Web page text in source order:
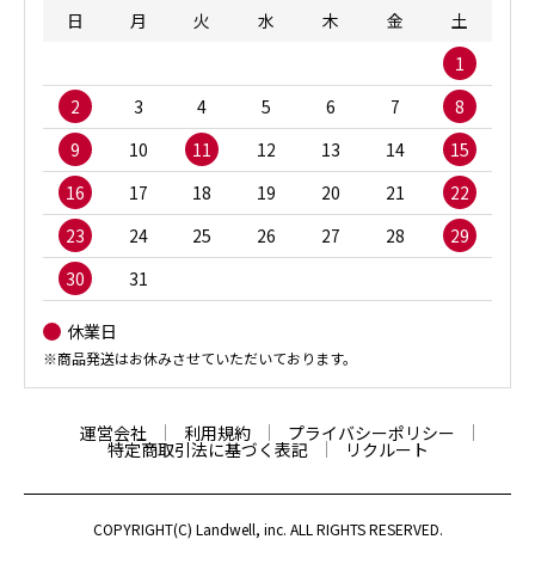
日
月 火 水 木 金
土
1
2
3 4 5 6 7
8
9
10 11 12 13 14
15
16
17 18 19 20 21
22
23
24 25 26 27 28
29
30
31
休業日
※商品発送はお休みさせていただいております。
運営会社 利用規約 プライバシーポリシー
特定商取引法に基づく表記 リクルート
COPYRIGHT(C) Landwell, inc. ALL RIGHTS RESERVED.